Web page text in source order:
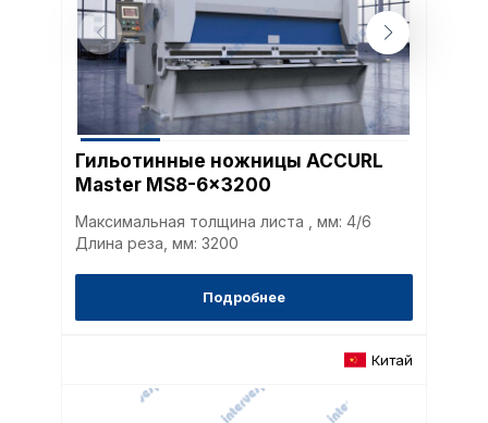
Гильотинные ножницы ACCURL
Master MS8-6x3200
Максимальная толщина листа , мм: 4/6
Длина реза, мм: 3200
Подробнее
Китай